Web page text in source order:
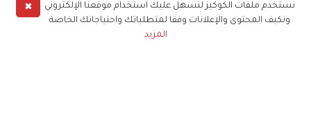
✖
نستخدم ملفات الكوكيز لنسهل عليك استخدام موقعنا الإلكتروني
ونكيف المحتوى والإعلانات وفقا لمتطلباتك واحتياجاتك الخاصة
المزيد